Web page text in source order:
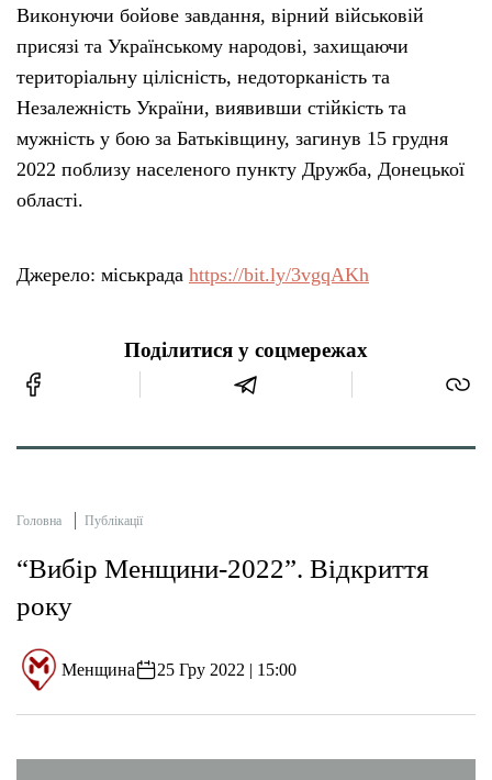
Виконуючи бойове завдання, вірний військовій
присязі та Українському народові, захищаючи
територіальну цілісність, недоторканість та
Незалежність України, виявивши стійкість та
мужність у бою за Батьківщину, загинув 15 грудня
2022 поблизу населеного пункту Дружба, Донецької
області.
Джерело: міськрада https://bit.ly/3vgqAKh
Поділитися у соцмережах
Головна Публікації
“Вибір Менщини-2022”. Відкриття
року
Менщина 25 Гру 2022 | 15:00